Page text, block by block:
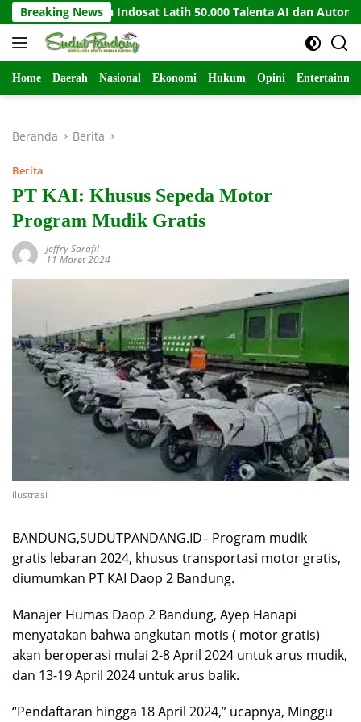
Langsung
ke
konten
Breaking News
UiPath dan Indosat Latih 50.000 Talenta AI dan Automation
Home Daerah Nasional Ekonomi Hukum Opini
Beranda Berita
Berita
PT KAI: Khusus Sepeda Motor
Program Mudik Gratis
Jeffry Sarafil
11 Maret 2024
ilustrasi
BANDUNG,SUDUTPANDANG.ID– Program mudik
gratis lebaran 2024, khusus transportasi motor gratis,
diumumkan PT KAI Daop 2 Bandung.
Manajer Humas Daop 2 Bandung, Ayep Hanapi
menyatakan bahwa angkutan motis ( motor gratis)
akan beroperasi mulai 2-8 April 2024 untuk arus mudik,
dan 13-19 April 2024 untuk arus balik.
“Pendaftaran hingga 18 April 2024,” ucapnya, Minggu